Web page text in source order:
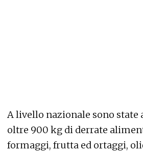
A livello nazionale sono state
oltre 900 kg di derrate
formaggi, frutta ed ortaggi,